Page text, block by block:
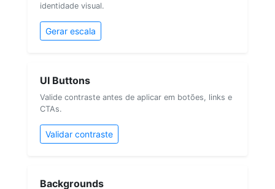
identidade visual.
Gerar escala
UI Buttons
Valide contraste antes de aplicar em botões, links e
CTAs.
Validar contraste
Backgrounds